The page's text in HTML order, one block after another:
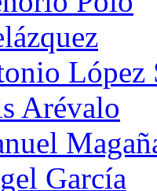
López
Arévalo
García